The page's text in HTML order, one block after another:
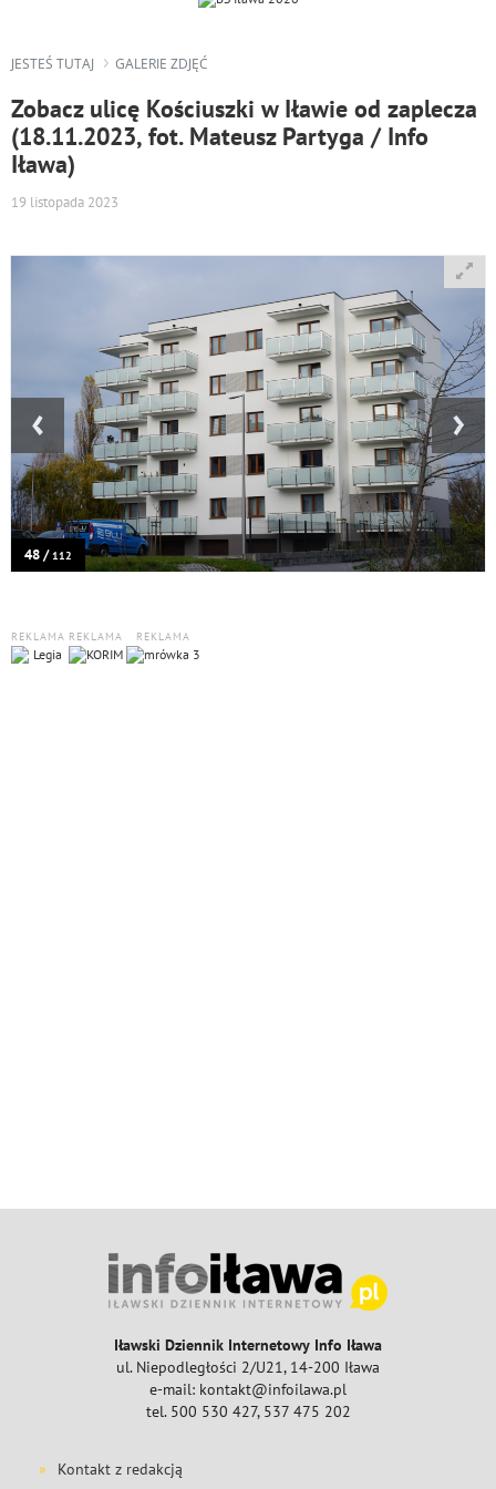
JESTEŚ TUTAJ GALERIE ZDJĘĆ
Zobacz ulicę Kościuszki w Iławie od zaplecza
(18.11.2023, fot. Mateusz Partyga / Info
Iława)
19 listopada 2023
48 /112
‹ ›
REKLAMA REKLAMA REKLAMA
Iławski Dziennik Internetowy Info Iława
ul. Niepodległości 2/U21, 14-200 Iława
e-mail: kontakt@infoilawa.pl
tel. 500 530 427, 537 475 202
Kontakt z redakcją